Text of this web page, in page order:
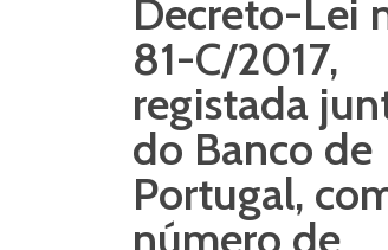
Decreto-Lei
81-C/2017,
registada
do Banco de
Portugal,
número de